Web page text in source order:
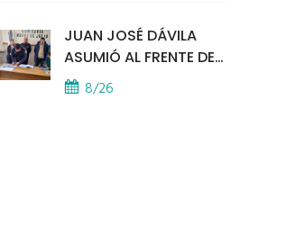
JUAN JOSÉ DÁVILA
ASUMIÓ AL FRENTE DE
LA POLICÍA COMUNAL
8/26